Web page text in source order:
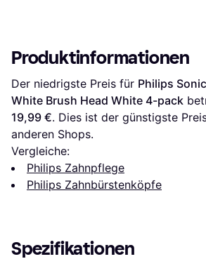
Produktinformationen
Der niedrigste Preis für Philips
White Brush Head White 4-pack
19,99 €. Dies ist der günstigste
anderen Shops.
Vergleiche:
Philips Zahnpflege
Philips Zahnbürstenköpfe
Spezifikationen